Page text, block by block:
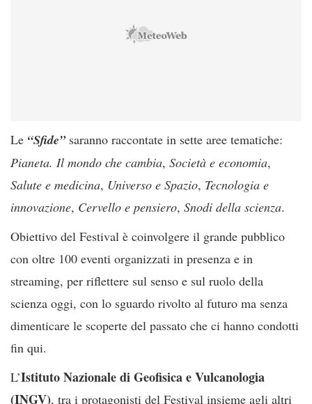
Le “Sfide” saranno raccontate in sette aree tematiche:
Pianeta. Il mondo che cambia, Società e economia,
Salute e medicina, Universo e Spazio, Tecnologia e
innovazione, Cervello e pensiero, Snodi della scienza.
Obiettivo del Festival è coinvolgere il grande pubblico
con oltre 100 eventi organizzati in presenza e in
streaming, per riflettere sul senso e sul ruolo della
scienza oggi, con lo sguardo rivolto al futuro ma senza
dimenticare le scoperte del passato che ci hanno condotti
fin qui.
L’Istituto Nazionale di Geofisica e Vulcanologia
(INGV), tra i protagonisti del Festival insieme agli altri